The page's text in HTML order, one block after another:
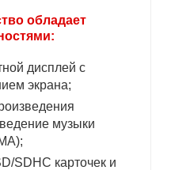
обладает
дисплей с
экрана;
музыки
SDHC карточек и